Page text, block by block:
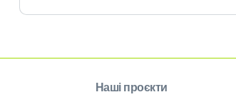
Наші проєкти